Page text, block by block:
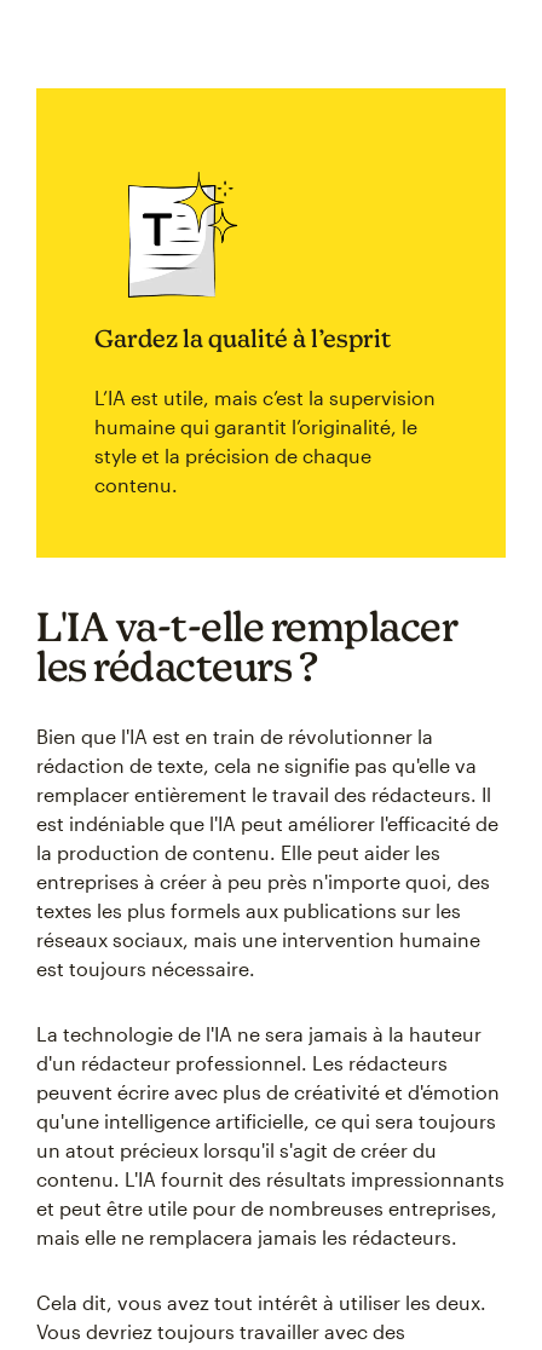
Gardez la qualité à l’esprit
L’IA est utile, mais c’est la supervision
humaine qui garantit l’originalité, le
style et la précision de chaque
contenu.
L'IA va-t-elle remplacer
les rédacteurs ?
Bien que l'IA est en train de révolutionner la
rédaction de texte, cela ne signifie pas qu'elle va
remplacer entièrement le travail des rédacteurs. Il
est indéniable que l'IA peut améliorer l'efficacité de
la production de contenu. Elle peut aider les
entreprises à créer à peu près n'importe quoi, des
textes les plus formels aux publications sur les
réseaux sociaux, mais une intervention humaine
est toujours nécessaire.
La technologie de l'IA ne sera jamais à la hauteur
d'un rédacteur professionnel. Les rédacteurs
peuvent écrire avec plus de créativité et d'émotion
qu'une intelligence artificielle, ce qui sera toujours
un atout précieux lorsqu'il s'agit de créer du
contenu. L'IA fournit des résultats impressionnants
et peut être utile pour de nombreuses entreprises,
mais elle ne remplacera jamais les rédacteurs.
Cela dit, vous avez tout intérêt à utiliser les deux.
Vous devriez toujours travailler avec des